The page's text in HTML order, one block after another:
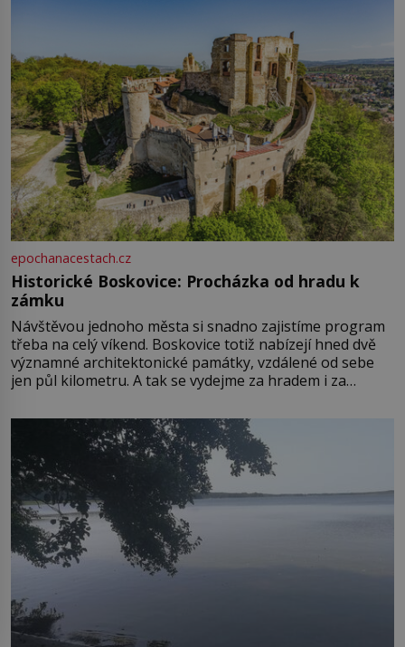
epochanacestach.cz
Historické Boskovice: Procházka od hradu k
zámku
Návštěvou jednoho města si snadno zajistíme program
třeba na celý víkend. Boskovice totiž nabízejí hned dvě
významné architektonické památky, vzdálené od sebe
jen půl kilometru. A tak se vydejme za hradem i za
Boskovice na okraji Drahanské vrchoviny vznikla někdy
ve13. století, a už v roce 1313 kronikáři zaznamenali